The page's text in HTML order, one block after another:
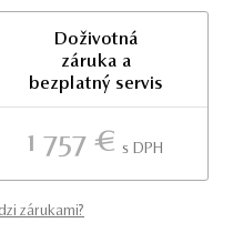
Doživotná
záruka a
bezplatný servis
1 757 € S DPH
zárukami?